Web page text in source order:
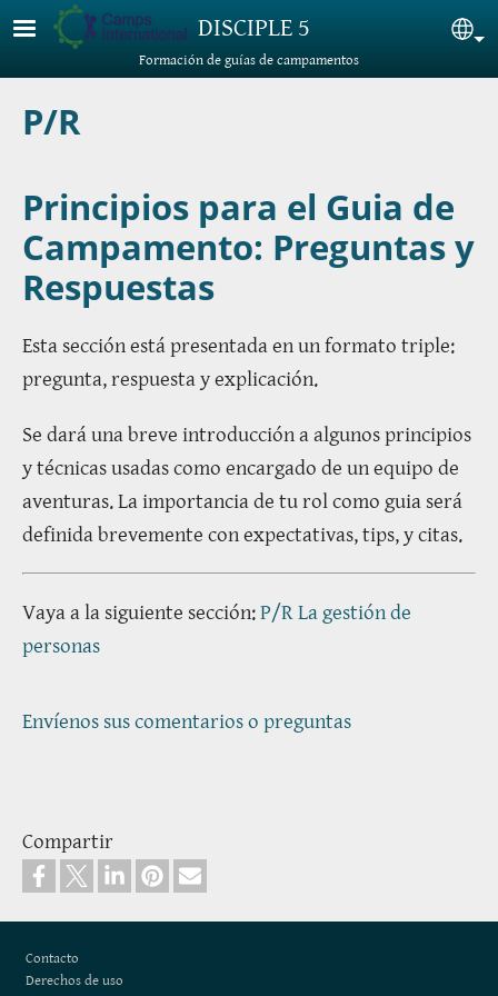
Pasar al contenido principalDISCIPLE 5
Formación de guías de campamentos
P/R
Principios para el Guia de
Campamento: Preguntas y
Respuestas
Esta sección está presentada en un formato triple:
pregunta, respuesta y explicación.
Se dará una breve introducción a algunos principios
y técnicas usadas como encargado de un equipo de
aventuras. La importancia de tu rol como guia será
definida brevemente con expectativas, tips, y citas.
Vaya a la siguiente sección:P/R La gestión de
personas
Envíenos sus comentarios o preguntas
Compartir
Contacto
Derechos de uso